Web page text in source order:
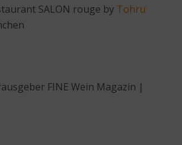
SALON rouge by Tohru
FINE Wein Magazin |